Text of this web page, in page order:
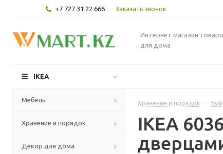
+7 727 31 22 666 Заказать звонок
Интернет магазин
для дома
IKEA
Мебель
Хранение и порядок
Декор для дома
Хранение и порядок -
IKEA